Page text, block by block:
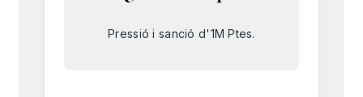
Pressió i sanció d'1M Ptes.